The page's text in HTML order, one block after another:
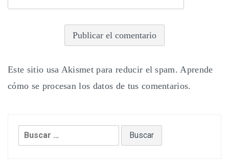
Este sitio usa Akismet para reducir el spam. Aprende
cómo se procesan los datos de tus comentarios.
Buscar: